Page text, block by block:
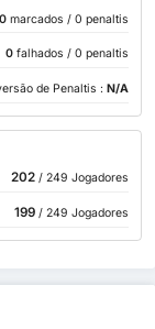
0 marcados / 0 penaltis
0 falhados / 0 penaltis
de Penaltis : N/A
202/ 249 Jogadores
199/ 249 Jogadores